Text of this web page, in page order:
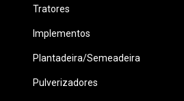
Tratores
Implementos
Plantadeira/Semeadeira
Pulverizadores